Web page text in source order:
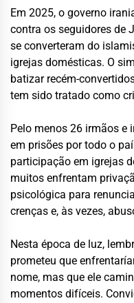
Em 2025, o governo
contra os seguidores de
se converteram do
igrejas domésticas. O
batizar recém-
tem sido tratado como
Pelo menos 26 irmãos e
em prisões por todo o
participação em igrejas
muitos enfrentam
psicológica para
crenças e, às vezes,
Nesta época de luz,
prometeu que
nome, mas que ele
momentos difíceis.